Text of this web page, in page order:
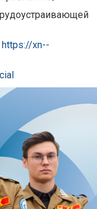
https://xn--